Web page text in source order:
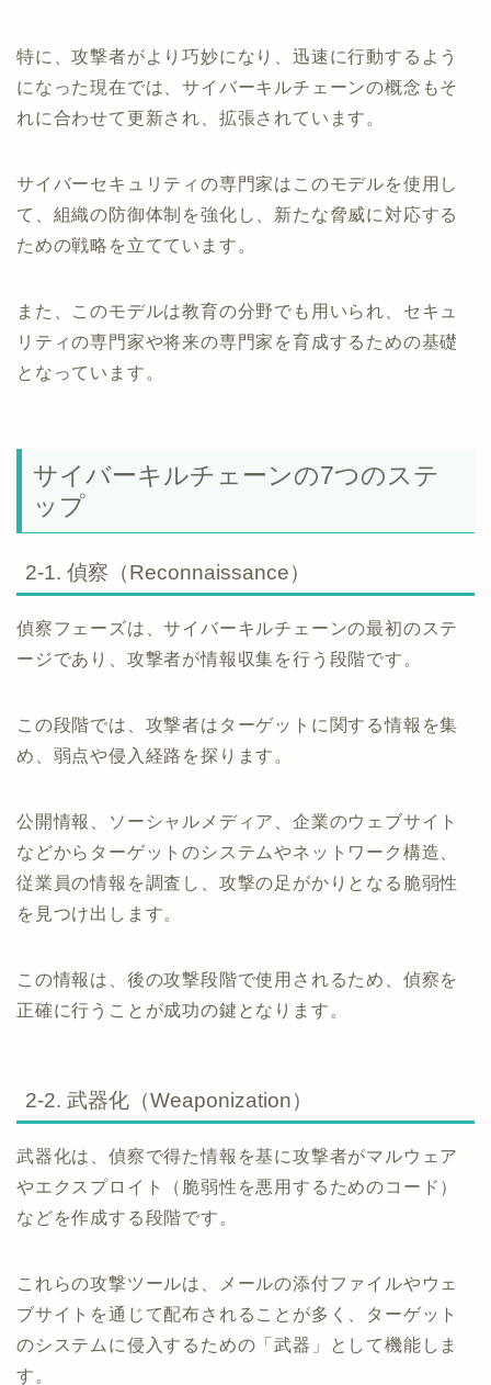
特に、攻撃者がより巧妙になり、迅速に行動するよう
になった現在では、サイバーキルチェーンの概念もそ
れに合わせて更新され、拡張されています。
サイバーセキュリティの専門家はこのモデルを使用し
て、組織の防御体制を強化し、新たな脅威に対応する
ための戦略を立てています。
また、このモデルは教育の分野でも用いられ、セキュ
リティの専門家や将来の専門家を育成するための基礎
となっています。
サイバーキルチェーンの7つのステ
ップ
2-1. 偵察（Reconnaissance）
偵察フェーズは、サイバーキルチェーンの最初のステ
ージであり、攻撃者が情報収集を行う段階です。
この段階では、攻撃者はターゲットに関する情報を集
め、弱点や侵入経路を探ります。
公開情報、ソーシャルメディア、企業のウェブサイト
などからターゲットのシステムやネットワーク構造、
従業員の情報を調査し、攻撃の足がかりとなる脆弱性
を見つけ出します。
この情報は、後の攻撃段階で使用されるため、偵察を
正確に行うことが成功の鍵となります。
2-2. 武器化（Weaponization）
武器化は、偵察で得た情報を基に攻撃者がマルウェア
やエクスプロイト（脆弱性を悪用するためのコード）
などを作成する段階です。
これらの攻撃ツールは、メールの添付ファイルやウェ
ブサイトを通じて配布されることが多く、ターゲット
のシステムに侵入するための「武器」として機能しま
す。